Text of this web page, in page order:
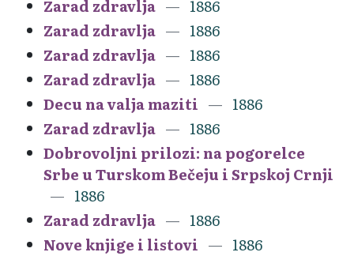
Zarad zdravlja
1886
Zarad zdravlja
1886
Zarad zdravlja
1886
Zarad zdravlja
1886
Decu na valja maziti
1886
Zarad zdravlja
1886
Dobrovoljni prilozi: na pogorelce
Srbe u Turskom Bečeju i Srpskoj Crnji
1886
Zarad zdravlja
1886
Nove knjige i listovi
1886